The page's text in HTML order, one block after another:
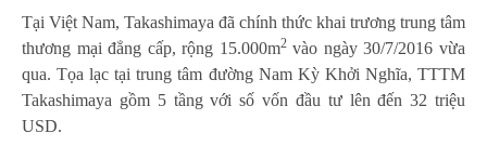
Tại Việt Nam, Takashimaya đã chính thức khai trương trung tâm
thương mại đẳng cấp, rộng 15.000m2vào ngày 30/7/2016 vừa
qua. Tọa lạc tại trung tâm đường Nam Kỳ Khởi Nghĩa, TTTM
Takashimaya gồm 5 tầng với số vốn đầu tư lên đến 32 triệu
USD.